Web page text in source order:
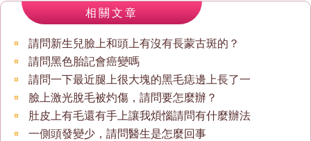
相關文章
請問新生兒臉上和頭上有沒有長蒙古斑的？
請問黑色胎記會癌變嗎
請問一下最近腿上很大塊的黑毛痣邊上長了一
臉上激光脫毛被灼傷，請問要怎麼辦？
肚皮上有毛還有手上讓我煩惱請問有什麼辦法
一側頭發變少，請問醫生是怎麼回事